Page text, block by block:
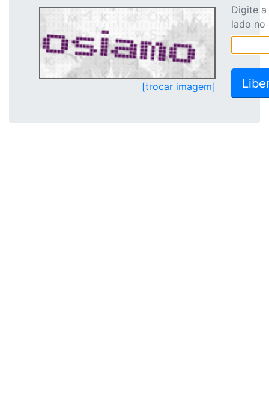
[trocar imagem]
Digite
lado no